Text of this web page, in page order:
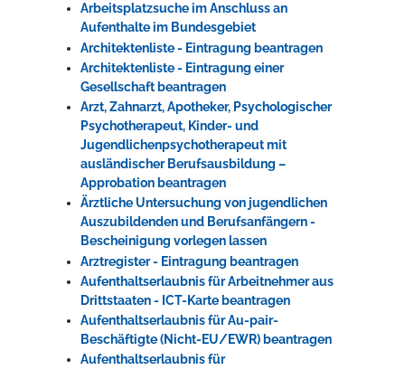
Arbeitsplatzsuche im Anschluss an
Aufenthalte im Bundesgebiet
Architektenliste - Eintragung beantragen
Architektenliste - Eintragung einer
Gesellschaft beantragen
Arzt, Zahnarzt, Apotheker, Psychologischer
Psychotherapeut, Kinder- und
Jugendlichenpsychotherapeut mit
ausländischer Berufsausbildung –
Approbation beantragen
Ärztliche Untersuchung von jugendlichen
Auszubildenden und Berufsanfängern -
Bescheinigung vorlegen lassen
Arztregister - Eintragung beantragen
Aufenthaltserlaubnis für Arbeitnehmer aus
Drittstaaten - ICT-Karte beantragen
Aufenthaltserlaubnis für Au-pair-
Beschäftigte (Nicht-EU/EWR) beantragen
Aufenthaltserlaubnis für